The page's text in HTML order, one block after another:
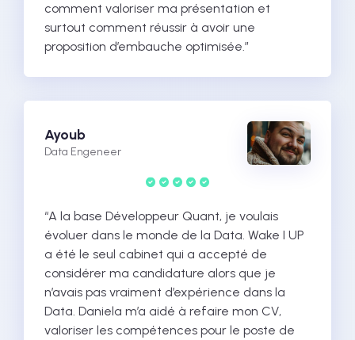
comment valoriser ma présentation et
surtout comment réussir à avoir une
proposition d’embauche optimisée.”
Ayoub
Data Engeneer
“A la base Développeur Quant, je voulais
évoluer dans le monde de la Data. Wake I UP
a été le seul cabinet qui a accepté de
considérer ma candidature alors que je
n’avais pas vraiment d’expérience dans la
Data. Daniela m’a aidé à refaire mon CV,
valoriser les compétences pour le poste de